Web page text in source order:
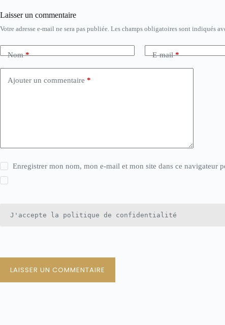
Laisser un commentaire
Votre adresse e-mail ne sera pas publiée. Les champs obligatoires sont indiqués
Nom* E-mail*
Ajouter un commentaire *
Enregistrer mon nom, mon e-mail et mon site dans ce navigateur
J'accepte la politique de confidentialité
LAISSER UN COMMENTAIRE